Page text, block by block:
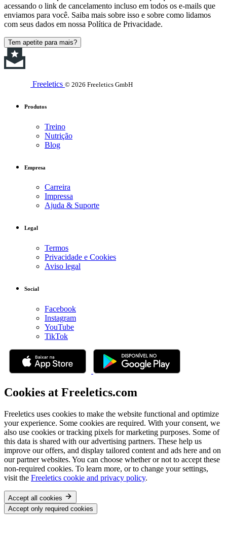
acessando o link de cancelamento incluso em todos os e-mails que
enviamos para você. Saiba mais sobre isso e sobre como lidamos
com seus dados em nossa Política de Privacidade.
Tem apetite para mais?
Freeletics © 2026 Freeletics GmbH
Produtos
Treino
Nutrição
Blog
Empresa
Carreira
Impressa
Ajuda & Suporte
Legal
Termos
Privacidade e Cookies
Aviso legal
Social
Facebook
Instagram
YouTube
TikTok
Cookies at Freeletics.com
Freeletics uses cookies to make the website functional and optimize
your experience. Some cookies are required. With your consent, we
also use cookies or tracking pixels for marketing purposes. Some of
this data is shared with our advertising partners. These help us
improve our offers, and display tailored content and ads here and on
our partner websites. You can choose whether or not to accept these
non-required cookies. To learn more, or to change your settings,
visit the Freeletics cookie and privacy policy.
Accept all cookies
Accept only required cookies